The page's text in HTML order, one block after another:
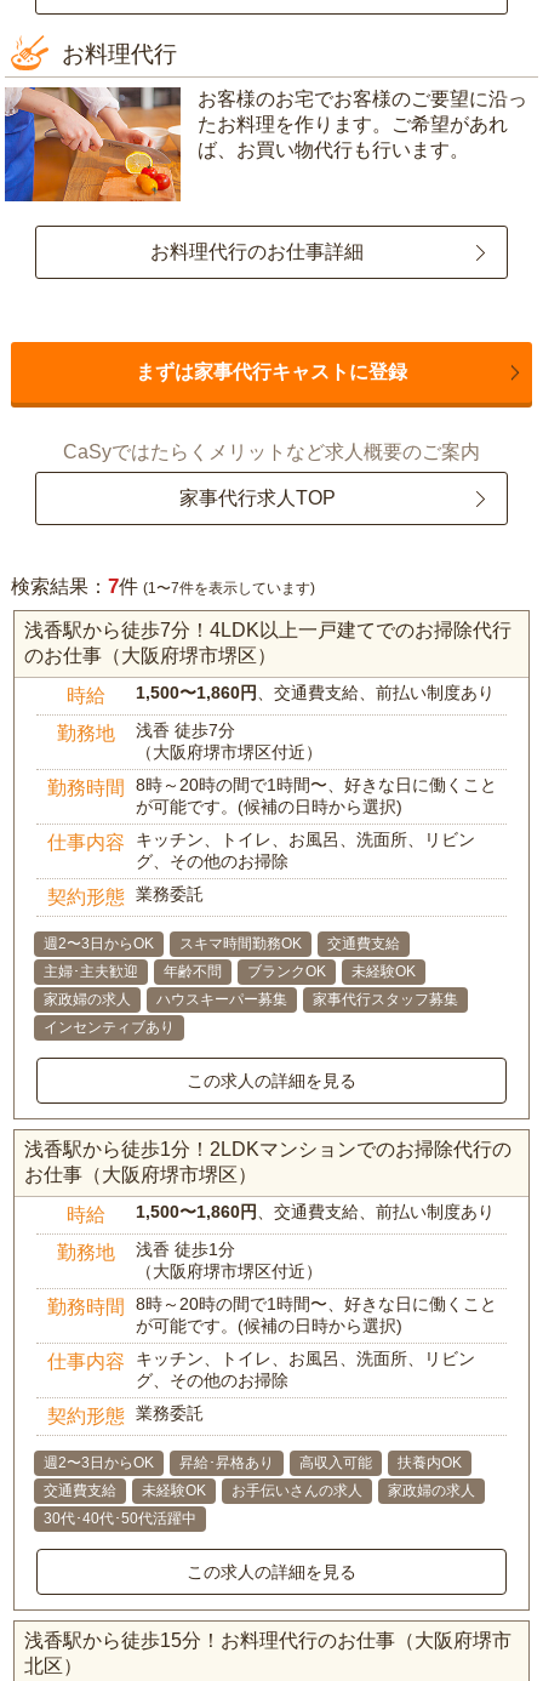
お料理代行
お客様のお宅でお客様のご要望に沿っ
たお料理を作ります。ご希望があれ
ば、お買い物代行も行います。
お料理代行のお仕事詳細
まずは家事代行キャストに登録
CaSyではたらくメリットなど求人概要のご案内
家事代行求人TOP
検索結果： 7件 (1〜7件を表示しています)
浅香駅から徒歩7分！4LDK以上一戸建てでのお掃除代行
のお仕事（大阪府堺市堺区）
時給 1,500〜1,860円 、交通費支給、前払い制度あり
勤務地
浅香 徒歩7分
（大阪府堺市堺区付近）
勤務時間
8時～20時の間で1時間〜、好きな日に働くこと
が可能です。(候補の日時から選択)
仕事内容
キッチン、トイレ、お風呂、洗面所、リビン
グ、その他のお掃除
契約形態 業務委託
週2〜3日からOK スキマ時間勤務OK
交通費支給
主婦･主夫歓迎
年齢不問 ブランクOK
未経験OK
家政婦の求人
ハウスキーパー募集
家事代行スタッフ募集
インセンティブあり
この求人の詳細を見る
浅香駅から徒歩1分！2LDKマンションでのお掃除代行の
お仕事（大阪府堺市堺区）
時給 1,500〜1,860円 、交通費支給、前払い制度あり
勤務地
浅香 徒歩1分
（大阪府堺市堺区付近）
勤務時間
8時～20時の間で1時間〜、好きな日に働くこと
が可能です。(候補の日時から選択)
仕事内容
キッチン、トイレ、お風呂、洗面所、リビン
グ、その他のお掃除
契約形態 業務委託
週2〜3日からOK 昇給･昇格あり 高収入可能
扶養内OK
交通費支給
未経験OK お手伝いさんの求人
家政婦の求人
30代･40代･50代活躍中
この求人の詳細を見る
浅香駅から徒歩15分！お料理代行のお仕事（大阪府堺市
北区）